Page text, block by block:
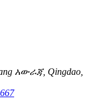
አውራጃ, Qingdao,